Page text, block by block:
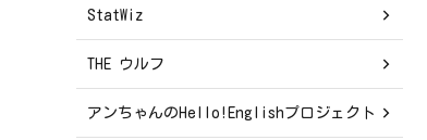
StatWiz
THE ウルフ
アンちゃんのHello!Englishプロジェクト